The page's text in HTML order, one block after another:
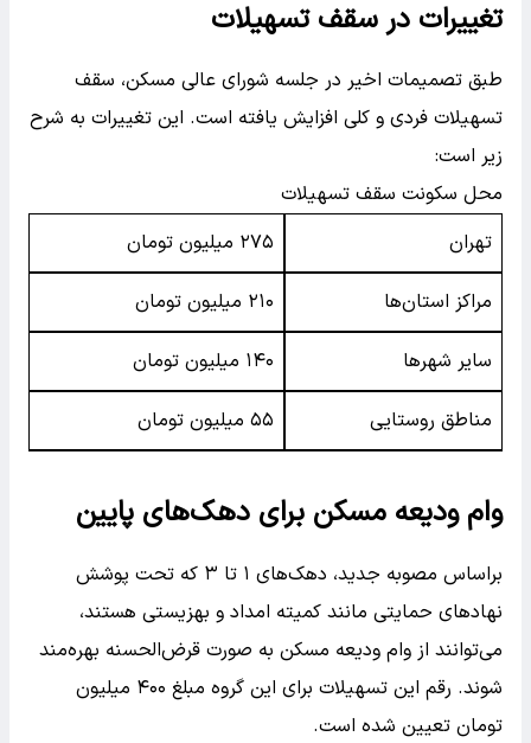
تغییرات در سقف تسهیلات
طبق تصمیمات اخیر در جلسه شورای عالی مسکن، سقف
تسهیلات فردی و کلی افزایش یافته است. این تغییرات به شرح
زیر است:
محل سکونت سقف تسهیلات
تهران
۲۷۵ میلیون تومان
مراکز استان‌ها ۲۱۰ میلیون تومان
سایر شهرها ۱۴۰ میلیون تومان
مناطق روستایی ۵۵ میلیون تومان
وام ودیعه مسکن برای دهک‌های پایین
براساس مصوبه جدید، دهک‌های ۱ تا ۳ که تحت پوشش
نهادهای حمایتی مانند کمیته امداد و بهزیستی هستند،
می‌توانند از وام ودیعه مسکن به صورت قرض‌الحسنه بهره‌مند
شوند. رقم این تسهیلات برای این گروه مبلغ ۴۰۰ میلیون
تومان تعیین شده است.